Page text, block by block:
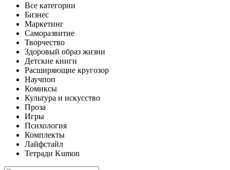
Все категории
Бизнес
Маркетинг
Саморазвитие
Творчество
Здоровый образ жизни
Детские книги
Расширяющие кругозор
Научпоп
Комиксы
Культура и искусство
Проза
Игры
Психология
Комплекты
Лайфстайл
Тетради Kumon